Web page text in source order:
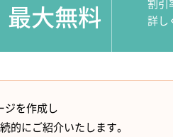
最大無料
割引
詳し
ジを作成し
的にご紹介いたします。